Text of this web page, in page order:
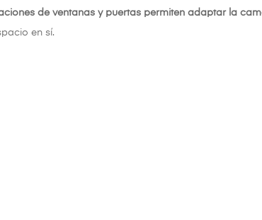
de ventanas y puertas permiten adaptar la
en sí.